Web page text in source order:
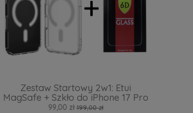
Zestaw Startowy 2w1: Etui
MagSafe + Szkło do iPhone 17 Pro
99,00 zł 199,00 zł